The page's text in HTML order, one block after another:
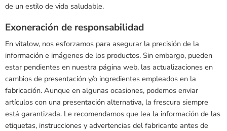
de un estilo de vida saludable.
Exoneración de responsabilidad
En vitalow, nos esforzamos para asegurar la precisión de la
información e imágenes de los productos. Sin embargo, pueden
estar pendientes en nuestra página web, las actualizaciones en
cambios de presentación y/o ingredientes empleados en la
fabricación. Aunque en algunas ocasiones, podemos enviar
artículos con una presentación alternativa, la frescura siempre
está garantizada. Le recomendamos que lea la información de las
etiquetas, instrucciones y advertencias del fabricante antes de